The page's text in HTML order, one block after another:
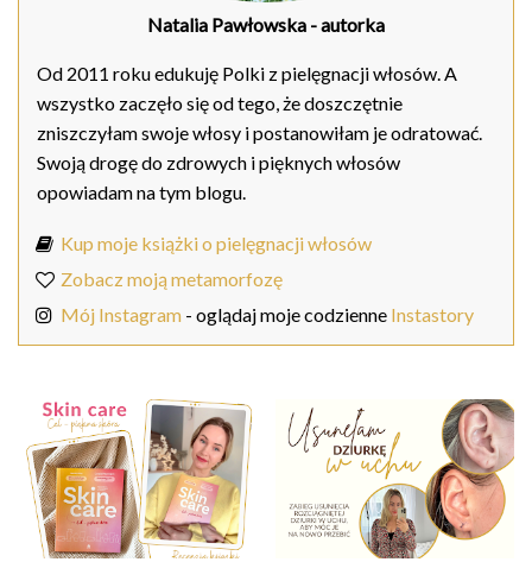
Natalia Pawłowska - autorka
Od 2011 roku edukuję Polki z pielęgnacji włosów. A
wszystko zaczęło się od tego, że doszczętnie
zniszczyłam swoje włosy i postanowiłam je odratować.
Swoją drogę do zdrowych i pięknych włosów
opowiadam na tym blogu.
Kup moje książki o pielęgnacji włosów
Zobacz moją metamorfozę
Mój Instagram - oglądaj moje codzienne Instastory